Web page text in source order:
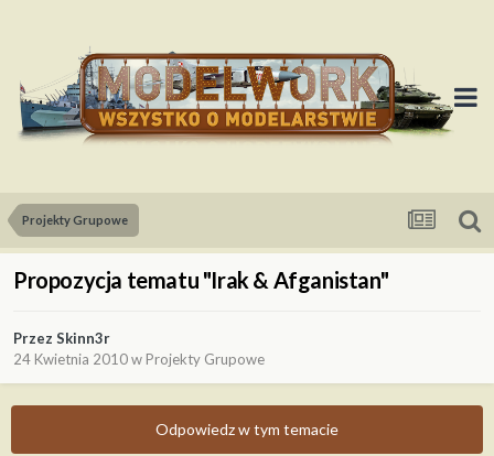
Projekty Grupowe
Propozycja tematu "Irak & Afganistan"
Przez Skinn3r
24 Kwietnia 2010w Projekty Grupowe
Odpowiedz w tym temacie